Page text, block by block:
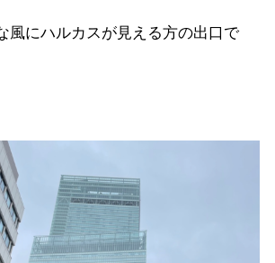
風にハルカスが見える方の出口で